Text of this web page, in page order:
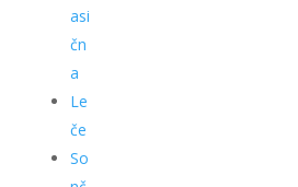
asi
čn
a
Le
če
So